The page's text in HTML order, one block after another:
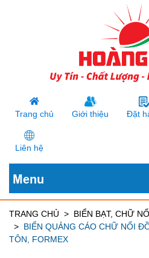
Trang chủ Giới thiệu Đặt
Liên hệ
Menu
TRANG CHỦ
BIỂN BẠT, CHỮ
BIỂN QUẢNG CÁO CHỮ NỔI
TÔN, FORMEX